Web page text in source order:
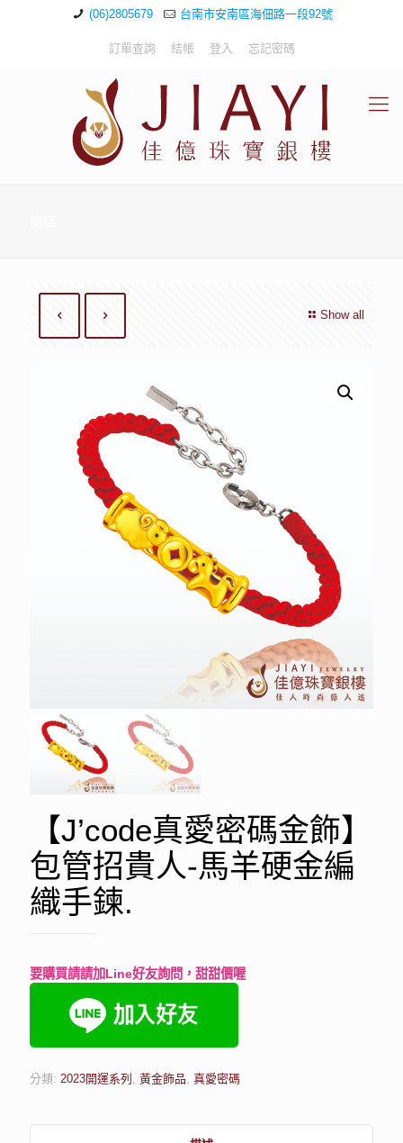
(06)2805679 台南市安南區海佃路一段92號
訂單查詢 結帳 登入 忘記密碼
Show all
【J’code真愛密碼金飾】
包管招貴人-馬羊硬金編
織手鍊.
要購買請請加Line好友詢問，甜甜價喔
分類: 2023開運系列 , 黃金飾品, 真愛密碼